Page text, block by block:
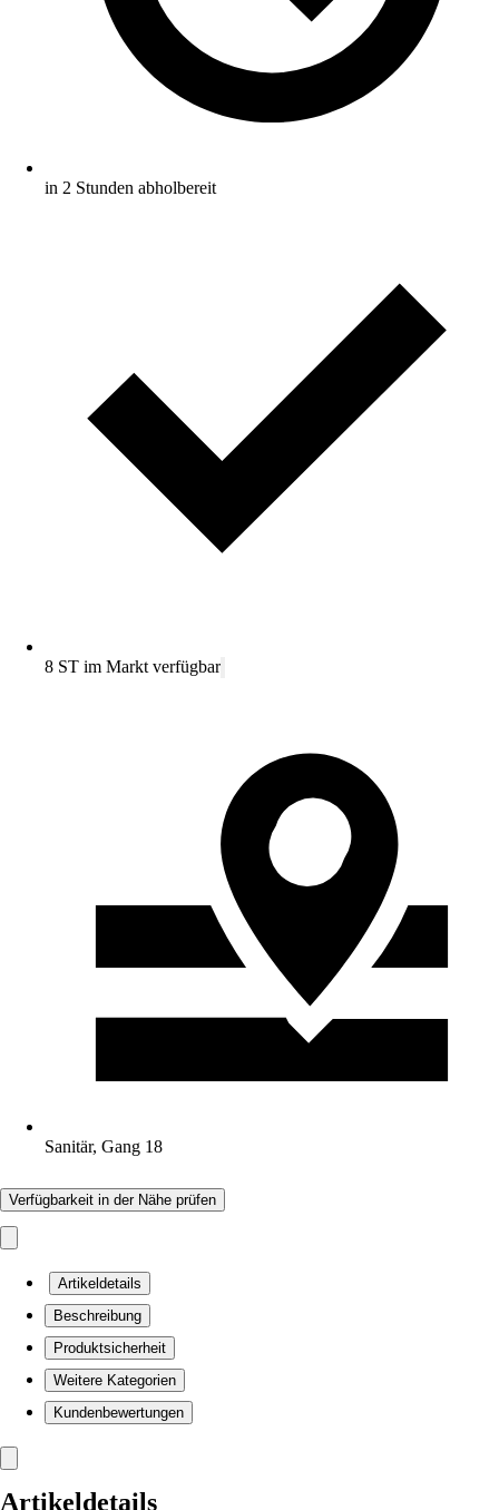
in 2 Stunden abholbereit
8 ST im Markt verfügbar
Sanitär, Gang 18
Verfügbarkeit in der Nähe prüfen
Artikeldetails
Beschreibung
Produktsicherheit
Weitere Kategorien
Kundenbewertungen
Artikeldetails